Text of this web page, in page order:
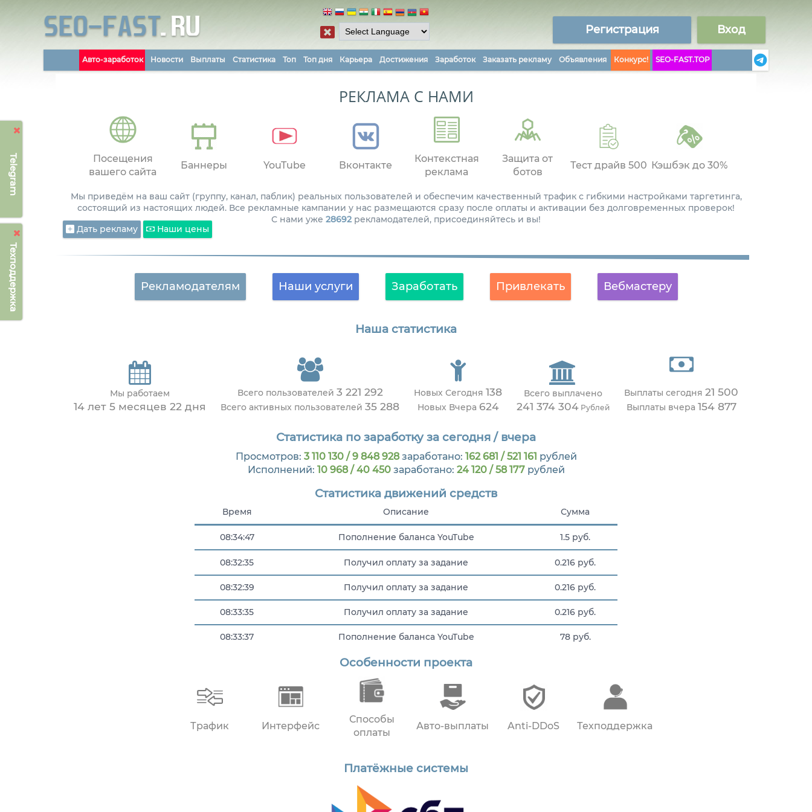
Telegram
Техподдержка
Регистрация Вход
Авто-заработок Новости Выплаты Статистика Топ Топ дня Карьера Достижения Заработок Заказать рекламу Объявления Конкурс! SEO-FAST.TOP
РЕКЛАМА С НАМИ
Посещения
вашего сайта
Баннеры YouTube Вконтакте
Контекстная
реклама
Защита от
ботов
Тест драйв 500 Кэшбэк до 30%
Мы приведём на ваш сайт (группу, канал, паблик) реальных пользователей и обеспечим качественный трафик с гибкими настройками таргетинга,
состоящий из настоящих людей. Все рекламные кампании у нас размещаются сразу после оплаты и активации без долговременных проверок!
С нами уже 28692 рекламодателей, присоединяйтесь и вы!
Дать рекламу
Наши цены
Рекламодателям Наши услуги Заработать Привлекать Вебмастеру
Наша статистика
Мы работаем
14 лет 5 месяцев 22 дня
Всего пользователей 3 221 292
Всего активных пользователей 35 288
Новых Сегодня 138
Новых Вчера 624
Всего выплачено
241 374 304 Рублей
Выплаты сегодня 21 500
Выплаты вчера 154 877
Статистика по заработку за сегодня / вчера
Просмотров: 3 110 130 / 9 848 928заработано: 162 681 / 521 161 рублей
Исполнений: 10 968 / 40 450заработано: 24 120 / 58 177рублей
Статистика движений средств
Время Описание Сумма
08:34:47 Пополнение баланса YouTube 1.5 руб.
08:32:35 Получил оплату за задание 0.216 руб.
08:32:39 Получил оплату за задание 0.216 руб.
08:33:35 Получил оплату за задание 0.216 руб.
08:33:37 Пополнение баланса YouTube 78 руб.
Пополнение баланса YouTube
Особенности проекта
Трафик Интерфейс
Способы
оплаты
Авто-выплаты Anti-DDoS Техподдержка
Платёжные системы